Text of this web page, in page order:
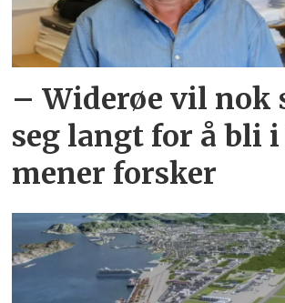
– Widerøe vil nok
seg langt for å bli i
mener forsker